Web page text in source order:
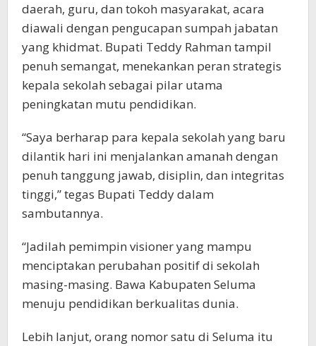
daerah, guru, dan tokoh masyarakat, acara
diawali dengan pengucapan sumpah jabatan
yang khidmat. Bupati Teddy Rahman tampil
penuh semangat, menekankan peran strategis
kepala sekolah sebagai pilar utama
peningkatan mutu pendidikan.
“Saya berharap para kepala sekolah yang baru
dilantik hari ini menjalankan amanah dengan
penuh tanggung jawab, disiplin, dan integritas
tinggi,” tegas Bupati Teddy dalam
sambutannya.
“Jadilah pemimpin visioner yang mampu
menciptakan perubahan positif di sekolah
masing-masing. Bawa Kabupaten Seluma
menuju pendidikan berkualitas dunia.
Lebih lanjut, orang nomor satu di Seluma itu